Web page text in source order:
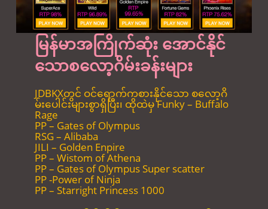
မြန်မာအကြိုက်ဆုံး အောင်နိုင်
သောစလော့ဂိမ်းခန်းများ
JDBKXတွင် ဝင်ရောက်ကစားနိုင်သော စလော့ဂိ
မ်းပေါင်းများစွာရှိပြီး၊ ထိုထဲမှ Funky – Buffalo
Rage
PP – Gates of Olympus
RSG – Alibaba
JILI – Golden Enpire
PP – Wistom of Athena
PP – Gates of Olympus Super scatter
PP -Power of Ninja
PP – Starright Princess 1000